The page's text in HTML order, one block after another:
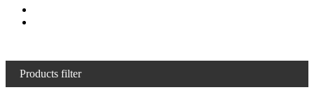
Products filter